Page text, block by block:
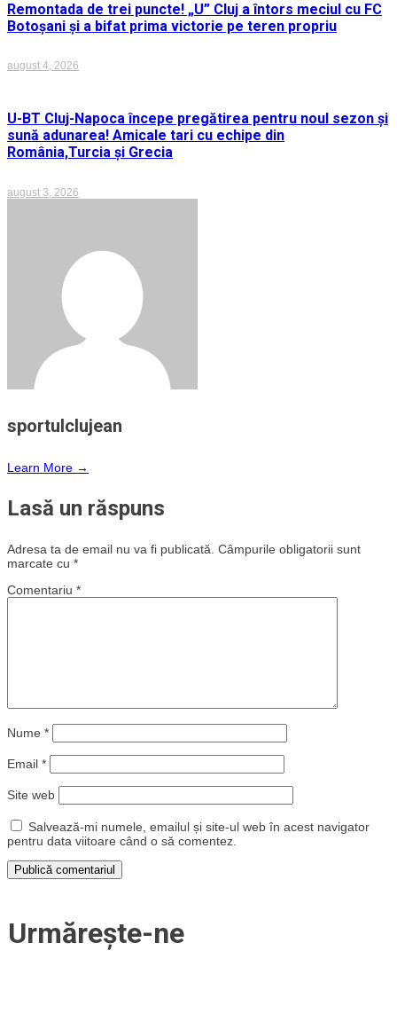
Remontada de trei puncte! „U” Cluj a întors meciul cu FC
Botoșani și a bifat prima victorie pe teren propriu
august 4, 2026
U-BT Cluj-Napoca începe pregătirea pentru noul sezon și
sună adunarea! Amicale tari cu echipe din
România,Turcia și Grecia
august 3, 2026
sportulclujean
Learn More →
Lasă un răspuns
Adresa ta de email nu va fi publicată. Câmpurile obligatorii sunt
marcate cu *
Comentariu *
Nume *
Email *
Site web
Salvează-mi numele, emailul și site-ul web în acest navigator
pentru data viitoare când o să comentez.
Urmărește-ne